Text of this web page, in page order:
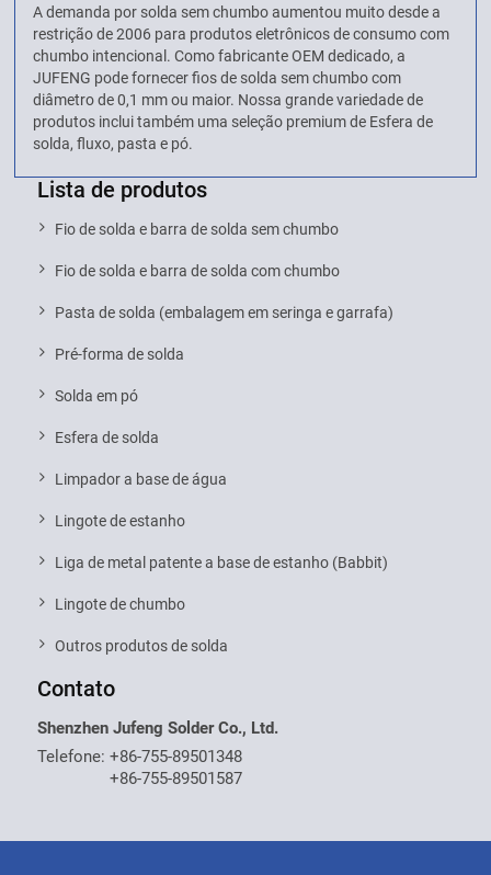
A demanda por solda sem chumbo aumentou muito desde a
restrição de 2006 para produtos eletrônicos de consumo com
chumbo intencional. Como fabricante OEM dedicado, a
JUFENG pode fornecer fios de solda sem chumbo com
diâmetro de 0,1 mm ou maior. Nossa grande variedade de
produtos inclui também uma seleção premium de Esfera de
solda, fluxo, pasta e pó.
Lista de produtos
Fio de solda e barra de solda sem chumbo
Fio de solda e barra de solda com chumbo
Pasta de solda (embalagem em seringa e garrafa)
Pré-forma de solda
Solda em pó
Esfera de solda
Limpador a base de água
Lingote de estanho
Liga de metal patente a base de estanho (Babbit)
Lingote de chumbo
Outros produtos de solda
Contato
Shenzhen Jufeng Solder Co., Ltd.
Telefone:+86-755-89501348
+86-755-89501587